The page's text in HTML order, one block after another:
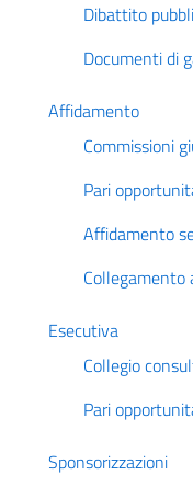
Dibattito
Documenti di
Affidamento
Commissioni
Pari
Affidamento
Collegamento
Esecutiva
Collegio
Pari
Sponsorizzazioni